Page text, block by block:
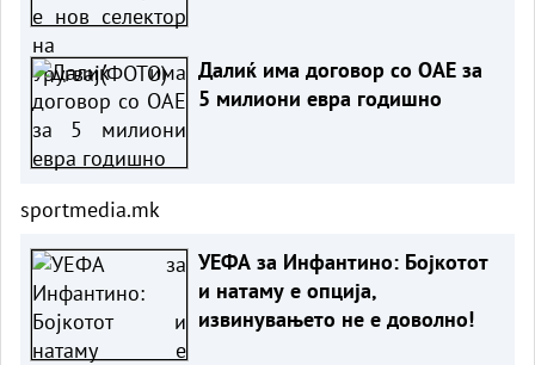
Далиќ има договор со ОАЕ за
5 милиони евра годишно
sportmedia.mk
УЕФА за Инфантино: Бојкотот
и натаму е опција,
извинувањето не е доволно!